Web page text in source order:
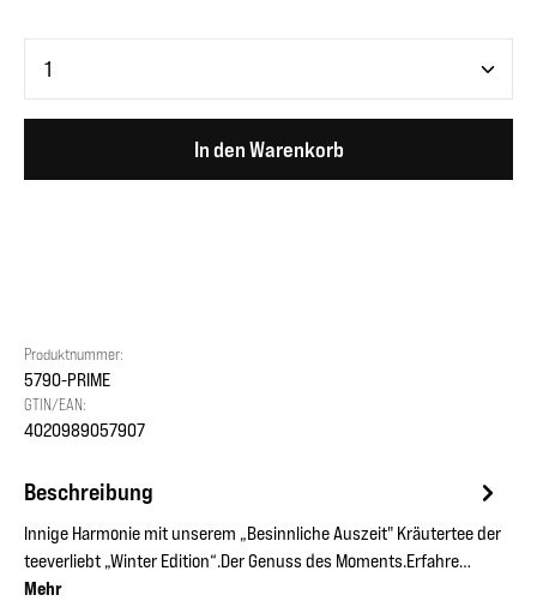
In den Warenkorb
Produktnummer:
5790-PRIME
GTIN/EAN:
4020989057907
Beschreibung
Innige Harmonie mit unserem „Besinnliche Auszeit" Kräutertee der
teeverliebt „Winter Edition“.Der Genuss des Moments.Erfahre…
Mehr